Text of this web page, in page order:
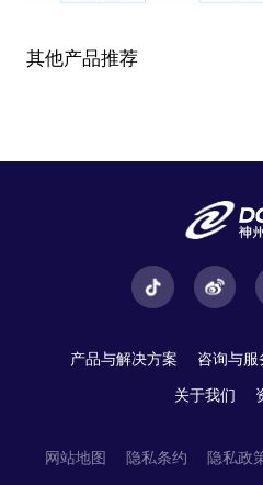
其他产品推荐
产品与解决方案 咨询与服
关于我们
网站地图 隐私条约 隐私政